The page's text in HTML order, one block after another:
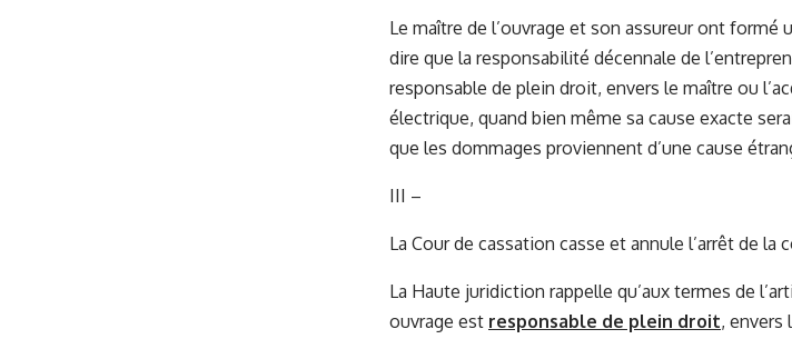
Le maître de l’ouvrage et son assureur ont
dire que la responsabilité décennale de
responsable de plein droit, envers le maître ou
électrique, quand bien même sa cause exacte
que les dommages proviennent d’une cause
III –
La Cour de cassation casse et annule l’arrêt de la
La Haute juridiction rappelle qu’aux termes de
ouvrage est responsable de plein droit, envers